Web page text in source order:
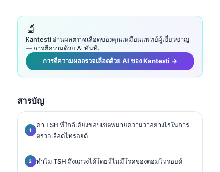
🔬
Kantesti อ่านผลตรวจเลือดของคุณเหมือนแพทย์ผู้เชี่ยวชาญ
— การตีความด้วย AI ทันที.
การตีความผลตรวจเลือดด้วย AI ของ Kantesti →
สารบัญ
ค่า TSH ที่ใกล้เคียงขอบเขตหมายความว่าอย่างไรในการ
ตรวจเลือดไทรอยด์
ทำไม TSH ถึงแกว่งได้โดยที่ไม่มีโรคของต่อมไทรอยด์